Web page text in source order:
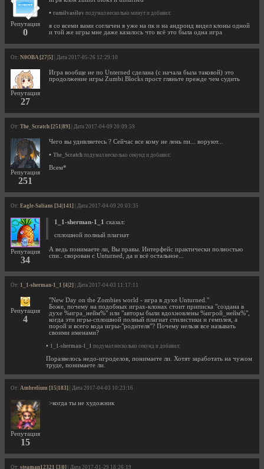
Репутация
0
• ramilvasilov подумал несколько минут и добавил:
я со всеми вами соглачен я уже на пк и на андроид видел клоны одной
и той же игры мне даже казалось что всё это была одна игра
От: N0OBA [27|5] | Дата 2017-05-26 12:29:10
Репутация
27
Игра вообще не по Unterned сделана (с начала была таковой) это
продолжение игры Zumbi Blocks прост гляньте прежде чем судить
От: The_Scratch [251|89] | Дата 2017-04-09 20:09:59
Репутация
251
Чего вы удивляетесь ? Сейчас все кому не лень пи... воруют...
• The_Scratch подумал несколько секунд и добавил:
Всем*
От: Eagle-Salians [34|141] | Дата 2017-04-09 20:03:35
Репутация
34
1_1-sherman-1_1 сказал:
сплошной полный плагиат
А ведь понимаете ли, Вы правы. Интерфейс практически полностью
спи.. сворован с Unturned, да и всё остальное...
От: 1_1-sherman-1_1 [4|2] | Дата 2017-04-03 11:17:11
Репутация
4
"New Day on the Zombies world - игра в духе Unturned."
Боже, почему на подобных играх-клонах стоит приписка "создана в
духе %игра_нейм%" или "авторы были вдохновлены %игрой_нейм%",
когда эти игры-сплошной полный плагиат стилистики и гемплея, а
порой и всего кода игры-"родителя"? Почему нельзя все называть
своими именами?
• 1_1-sherman-1_1 подумал несколько секунд и добавил:
Поразвелось недо-игроделов, понимаете ли. Хотят заработать на чужом
труде, понимаете ли.
От: Ambrelium [15|183] | Дата 2017-04-03 10:23:16
Репутация
15
>когда ты не художник
От: steaman12321 [3|0] | Дата 2017-01-29 18:26:19